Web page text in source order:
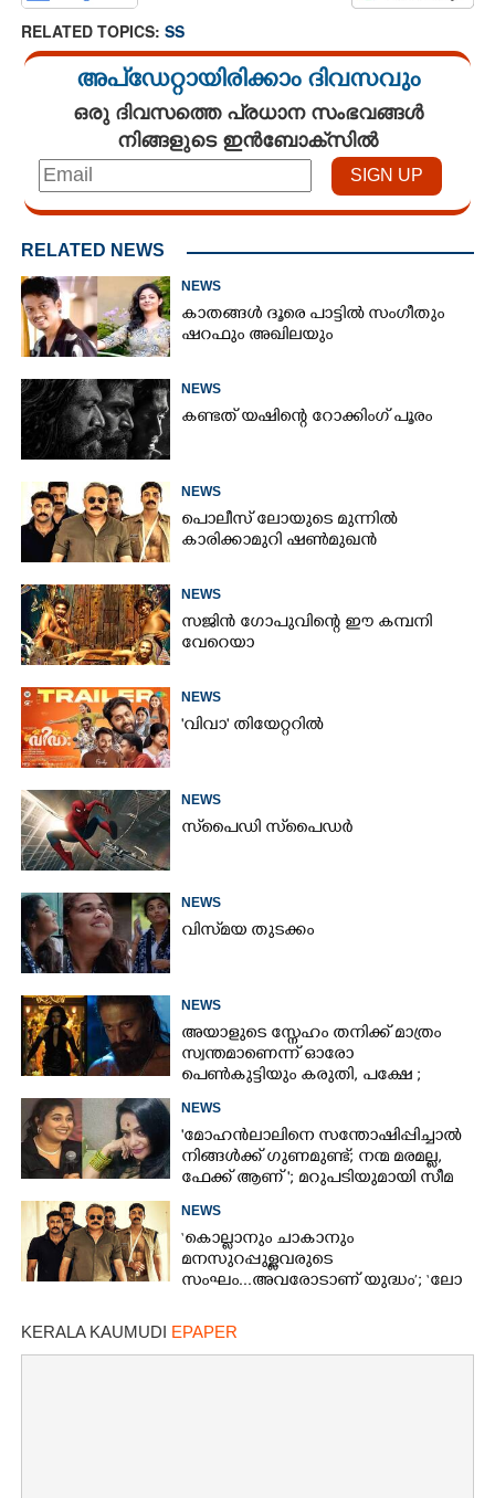
RELATED TOPICS: SS
അപ്ഡേറ്റായിരിക്കാം ദിവസവും
ഒരു ദിവസത്തെ പ്രധാന സംഭവങ്ങൾ
നിങ്ങളുടെ ഇൻബോക്സിൽ
RELATED NEWS
NEWS
കാതങ്ങൾ ദൂരെ പാട്ടിൽ സംഗീതും
ഷറഫും അഖിലയും
NEWS
കണ്ടത് യഷിന്റെ റോക്കിംഗ് പൂരം
NEWS
പൊലീസ് ലോയുടെ മുന്നിൽ
കാരിക്കാമുറി ഷൺമുഖൻ
NEWS
സജിൻ ഗോപുവിന്റെ ഈ കമ്പനി
വേറെയാ
NEWS
'വിവാ' തിയേറ്ററിൽ
NEWS
സ്‌പൈ‌ഡി സ്‌പൈ‌ഡർ
NEWS
വിസ്‌മയ തുടക്കം
NEWS
അയാളുടെ സ്നേഹം തനിക്ക് മാത്രം
സ്വന്തമാണെന്ന് ഓരോ
പെൺകുട്ടിയും കരുതി,​ പക്ഷേ ;
ടോക്സിക് ട്രെയിലർ
NEWS
'മോഹൻലാലിനെ സന്തോഷിപ്പിച്ചാൽ
നിങ്ങൾക്ക് ഗുണമുണ്ട്; നന്മ മരമല്ല,
ഫേക്ക് ആണ് '; മറുപടിയുമായി സീമ
NEWS
‘കൊല്ലാനും ചാകാനും
മനസുറപ്പുള്ളവരുടെ
സംഘം...അവരോടാണ് യുദ്ധം’; ‘ലോ
KERALA KAUMUDI EPAPER